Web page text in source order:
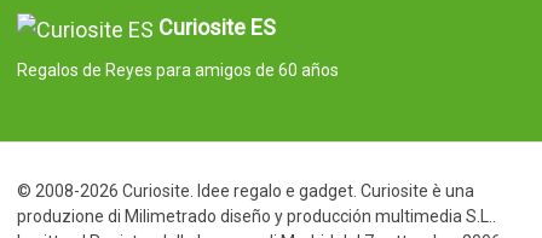
Curiosite ES
Regalos de Reyes para amigos de 60 años
© 2008-2026 Curiosite. Idee regalo e gadget. Curiosite è una
produzione di Milimetrado diseño y producción multimedia S.L..